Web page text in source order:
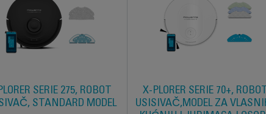
SERIE 275, ROBOT
STANDARD MODEL
X-PLORER SERIE 70+, ROBOT
USISIVAČ,MODEL ZA